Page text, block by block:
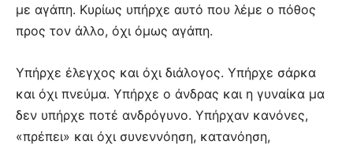
με αγάπη. Κυρίως υπήρχε αυτό που λέμε ο πόθος
προς τον άλλο, όχι όμως αγάπη.
Υπήρχε έλεγχος και όχι διάλογος. Υπήρχε σάρκα
και όχι πνεύμα. Υπήρχε ο άνδρας και η γυναίκα μα
δεν υπήρχε ποτέ ανδρόγυνο. Υπήρχαν κανόνες,
«πρέπει» και όχι συνεννόηση, κατανόηση,